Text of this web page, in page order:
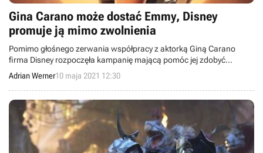
Gina Carano może dostać Emmy, Disney
promuje ją mimo zwolnienia
Pomimo głośnego zerwania współpracy z aktorką Giną Carano
firma Disney rozpoczęła kampanię mającą pomóc jej zdobyć
nagrodę Emmy za najlepszą rolę drugoplanową w serialu The
Mandalorian.
Adrian Werner10 maja 2021 12:30